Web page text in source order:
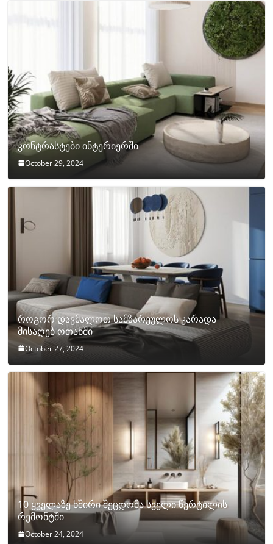
კონტრასტები ინტერიერში
October 29, 2024
როგორ დავმალოთ სამზარეულოს კარადა
მისაღებ ოთახში
October 27, 2024
10 ყველაზე ხშირი შეცდომა სველი წერტილის
რემონტში
October 24, 2024